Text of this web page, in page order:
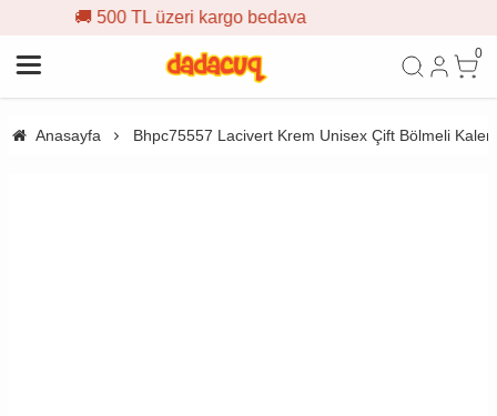
kargo bedava
0
Anasayfa Bhpc75557 Lacivert Krem Unisex Çift Bölmeli